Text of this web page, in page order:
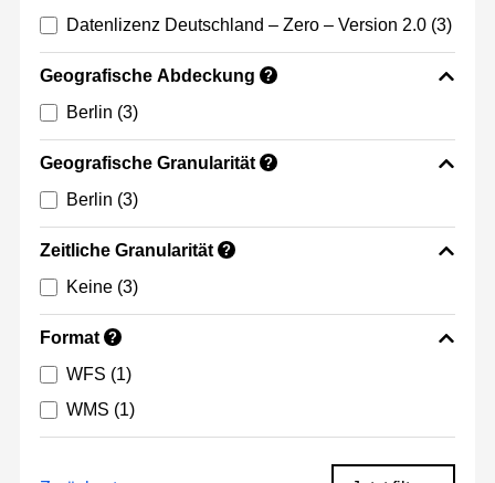
Datenlizenz Deutschland – Zero – Version 2.0 (3)
Geografische Abdeckung ?
Berlin (3)
Geografische Granularität ?
Berlin (3)
Zeitliche Granularität ?
Keine (3)
Format ?
WFS (1)
WMS (1)